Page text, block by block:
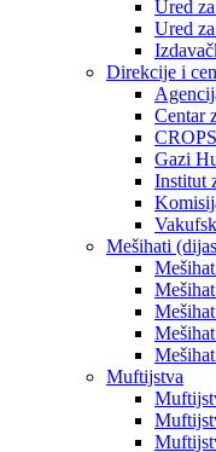
Ured
Ured
Direkcije i
Centar
Gazi
Institut
Mešihati
Muftijstva